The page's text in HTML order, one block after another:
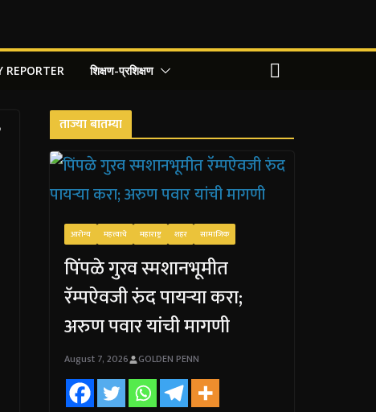
REPORTER शिक्षण-प्रशिक्षण
ताज्या बातम्या
आरोग्य महत्त्वाचे महाराष्ट्र शहर सामाजिक
पिंपळे गुरव स्मशानभूमीत
रॅम्पऐवजी रुंद पायऱ्या करा;
अरुण पवार यांची मागणी
August 7, 2026 GOLDEN PENN